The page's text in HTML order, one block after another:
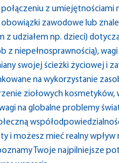
z umiejętnościami
zawodowe lub
udziałem np. dzieci)
z niepełnosprawnością),
swojej ścieżki życiowej i
na wykorzystanie
ziołowych
na globalne problemy
i możesz mieć realny
Twoje najpilniejsze